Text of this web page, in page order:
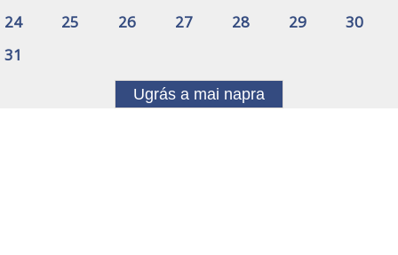
24
25 26 27 28 29
30
31
Ugrás a mai napra